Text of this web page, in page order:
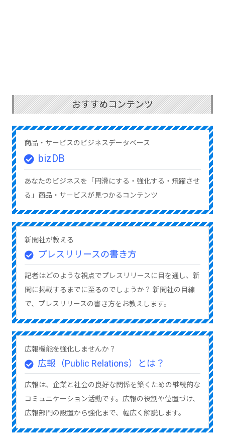
おすすめコンテンツ
商品・サービスのビジネスデータベース
bizDB
あなたのビジネスを「円滑にする・強化する・飛躍させ
る」商品・サービスが見つかるコンテンツ
新聞社が教える
プレスリリースの書き方
記者はどのような視点でプレスリリースに目を通し、新
聞に掲載するまでに至るのでしょうか？ 新聞社の目線
で、プレスリリースの書き方をお教えします。
広報機能を強化しませんか？
広報（Public Relations）とは？
広報は、企業と社会の良好な関係を築くための継続的な
コミュニケーション活動です。広報の役割や位置づけ、
広報部門の設置から強化まで、幅広く解説します。